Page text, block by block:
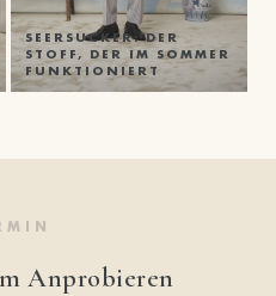
SEERSUCKER: DER
STOFF, DER IM SOMMER
FUNKTIONIERT
Anprobieren